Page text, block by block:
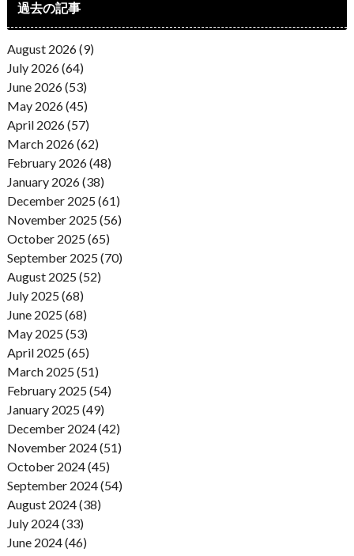
過去の記事
August 2026 (9)
July 2026 (64)
June 2026 (53)
May 2026 (45)
April 2026 (57)
March 2026 (62)
February 2026 (48)
January 2026 (38)
December 2025 (61)
November 2025 (56)
October 2025 (65)
September 2025 (70)
August 2025 (52)
July 2025 (68)
June 2025 (68)
May 2025 (53)
April 2025 (65)
March 2025 (51)
February 2025 (54)
January 2025 (49)
December 2024 (42)
November 2024 (51)
October 2024 (45)
September 2024 (54)
August 2024 (38)
July 2024 (33)
June 2024 (46)